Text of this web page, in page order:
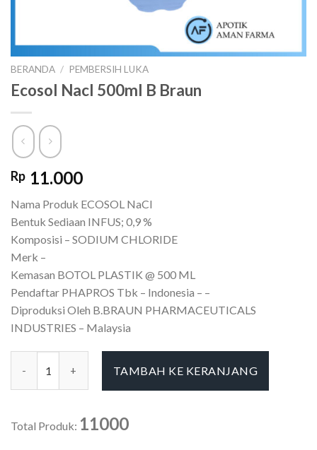
BERANDA / PEMBERSIH LUKA
Ecosol Nacl 500ml B Braun
Rp 11.000
Nama Produk ECOSOL NaCl
Bentuk Sediaan INFUS; 0,9 %
Komposisi – SODIUM CHLORIDE
Merk –
Kemasan BOTOL PLASTIK @ 500 ML
Pendaftar PHAPROS Tbk – Indonesia – –
Diproduksi Oleh B.BRAUN PHARMACEUTICALS
INDUSTRIES – Malaysia
TAMBAH KE KERANJANG
Total Produk: 11000